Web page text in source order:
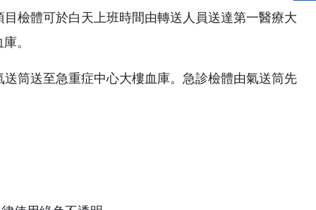
檢體可於白天上班時間由轉送人員送達第一醫療大
。
筒送至急重症中心大樓血庫。急診檢體由氣送筒先